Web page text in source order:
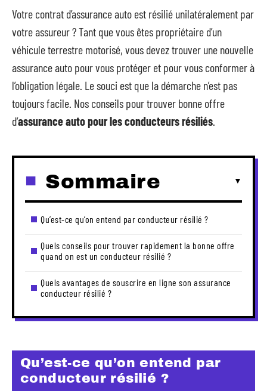
Votre contrat d’assurance auto est résilié unilatéralement par
votre assureur ? Tant que vous êtes propriétaire d’un
véhicule terrestre motorisé, vous devez trouver une nouvelle
assurance auto pour vous protéger et pour vous conformer à
l’obligation légale. Le souci est que la démarche n’est pas
toujours facile. Nos conseils pour trouver bonne offre
d’assurance auto pour les conducteurs résiliés.
Sommaire
Qu’est-ce qu’on entend par conducteur résilié ?
Quels conseils pour trouver rapidement la bonne offre
quand on est un conducteur résilié ?
Quels avantages de souscrire en ligne son assurance
conducteur résilié ?
Qu’est-ce qu’on entend par
conducteur résilié ?